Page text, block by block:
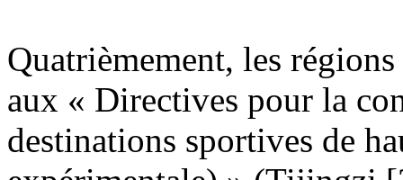
Quatrièmement, les
aux « Directives pour la
destinations sportives de